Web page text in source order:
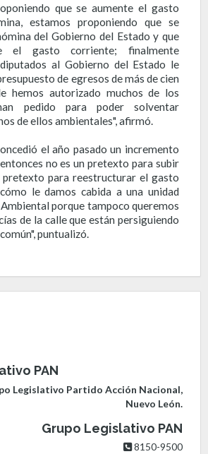
que se aumente el gasto
estamos proponiendo que se
del Gobierno del Estado y que
el gasto corriente; finalmente
al Gobierno del Estado le
de egresos de más de cien
hemos autorizado muchos de los
pedido para poder solventar
de ellos ambientales", afirmó.
el año pasado un incremento
no es un pretexto para subir
pretexto para reestructurar el gasto
le damos cabida a una unidad
porque tampoco queremos
de la calle que están persiguiendo
puntualizó.
PAN
Legislativo Partido Acción Nacional,
Nuevo León.
Grupo Legislativo PAN
8150-9500